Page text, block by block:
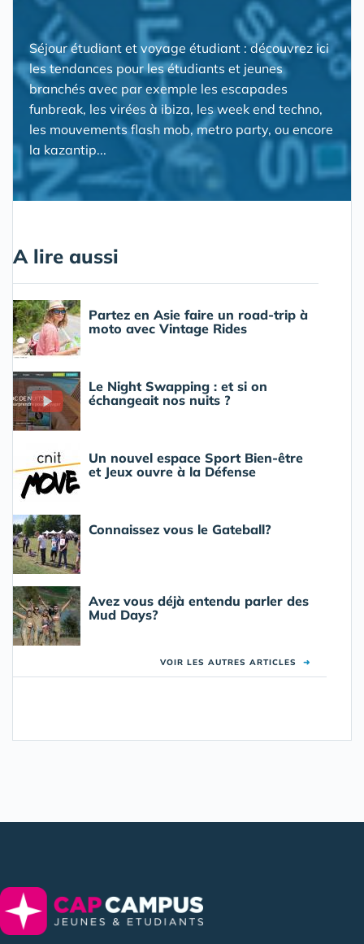
Séjour étudiant et voyage étudiant : découvrez ici
les tendances pour les étudiants et jeunes
branchés avec par exemple les escapades
funbreak, les virées à ibiza, les week end techno,
les mouvements flash mob, metro party, ou encore
la kazantip...
A lire aussi
Partez en Asie faire un road-trip à
moto avec Vintage Rides
Le Night Swapping : et si on
échangeait nos nuits ?
Un nouvel espace Sport Bien-être
et Jeux ouvre à la Défense
Connaissez vous le Gateball?
Avez vous déjà entendu parler des
Mud Days?
VOIR LES AUTRES ARTICLES ➜